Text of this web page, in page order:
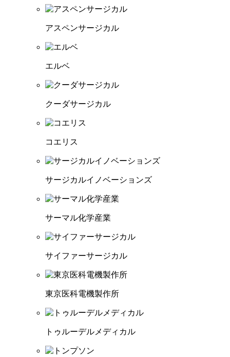
アスペンサージカル
エルベ
クーダサージカル
コエリス
サージカルイノベーションズ
サーマル化学産業
サイファーサージカル
東京医科電機製作所
トゥルーデルメディカル